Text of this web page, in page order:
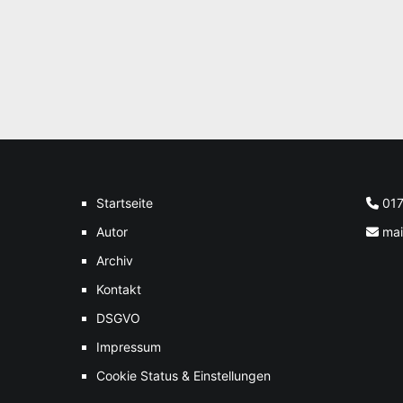
Startseite
Autor
Archiv
Kontakt
DSGVO
Impressum
Cookie Status & Einstellungen